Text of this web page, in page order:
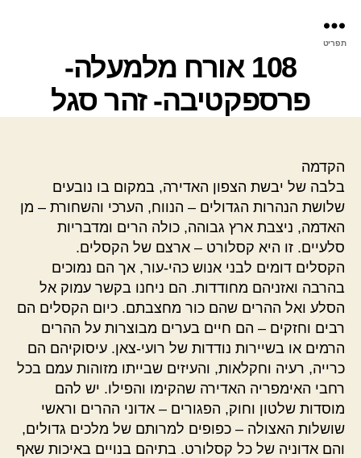
תפריט
108 אורח מלמעלה-
פרספקטיבה- זהר סגל
הקדמה
בלבה של יבשת הצפון האדירה, במקום בו נובעים
שלושת הנהרות הגדולים – הנווח, הערכי והשחורת – מן
האדמה, ניצבת ארץ גבוהה, כולה הרים ומדבריות
סלעיים. זו היא קסלורט – ארצם של הקסלים.
הקסלים דומים לבני אנוש כהי-עור, אך הם נמוכים
בהרבה ואזניהם מחודדות. הם ניחנו בקשר עמוק אל
הסלע ואל ההרים שהם כור מחצבתם. כיום הקסלים הם
רבים וחזקים – הם חיים בערים מבוצרות על ההרים
הרמים או בשיירות נודדות של רועי-צאן. עיסוקיהם הם
כרייה, רעיה וחקלאות, והעיזים שבייתו מזוהות עמם בכל
רחבי האימפריה האדירה שהקימו והפילו. יש להם
מוסדות שלטון וחוק, הפגורים – אדוני ההרים וראשי
שושלות האצולה – כפופים למרותם של מלכים גדולים,
והם אדוניה של כל קסלורט. בתיהם בנויים באיכות שאף